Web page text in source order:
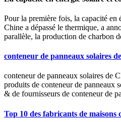
Pour la première fois, la capacité en
Chine a dépassé le thermique, a
parallèle, la production de charbon
conteneur de panneaux solaires
conteneur de panneaux solaires de
produits de conteneur de panneaux
& de fournisseurs de conteneur de
Top 10 des fabricants de maisons